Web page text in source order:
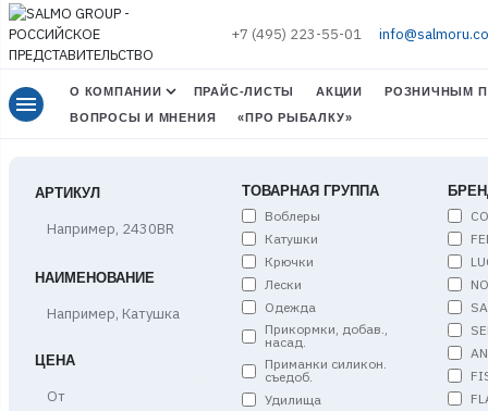
+7 (495) 223-55-01
menu О КОМПАНИИ ПРАЙС-ЛИСТЫ АКЦИИ
РОЗНИЧНЫМ
ВОПРОСЫ И МНЕНИЯ
«ПРО РЫБАЛКУ»
АРТИКУЛ
НАИМЕНОВАНИЕ
ЦЕНА
Цена,
ТОВАРНАЯ ГРУППА
Воблеры
Катушки
Крючки
Лески
Одежда
Прикормки, добав.,
насад.
Приманки силикон.
съедоб.
Удилища